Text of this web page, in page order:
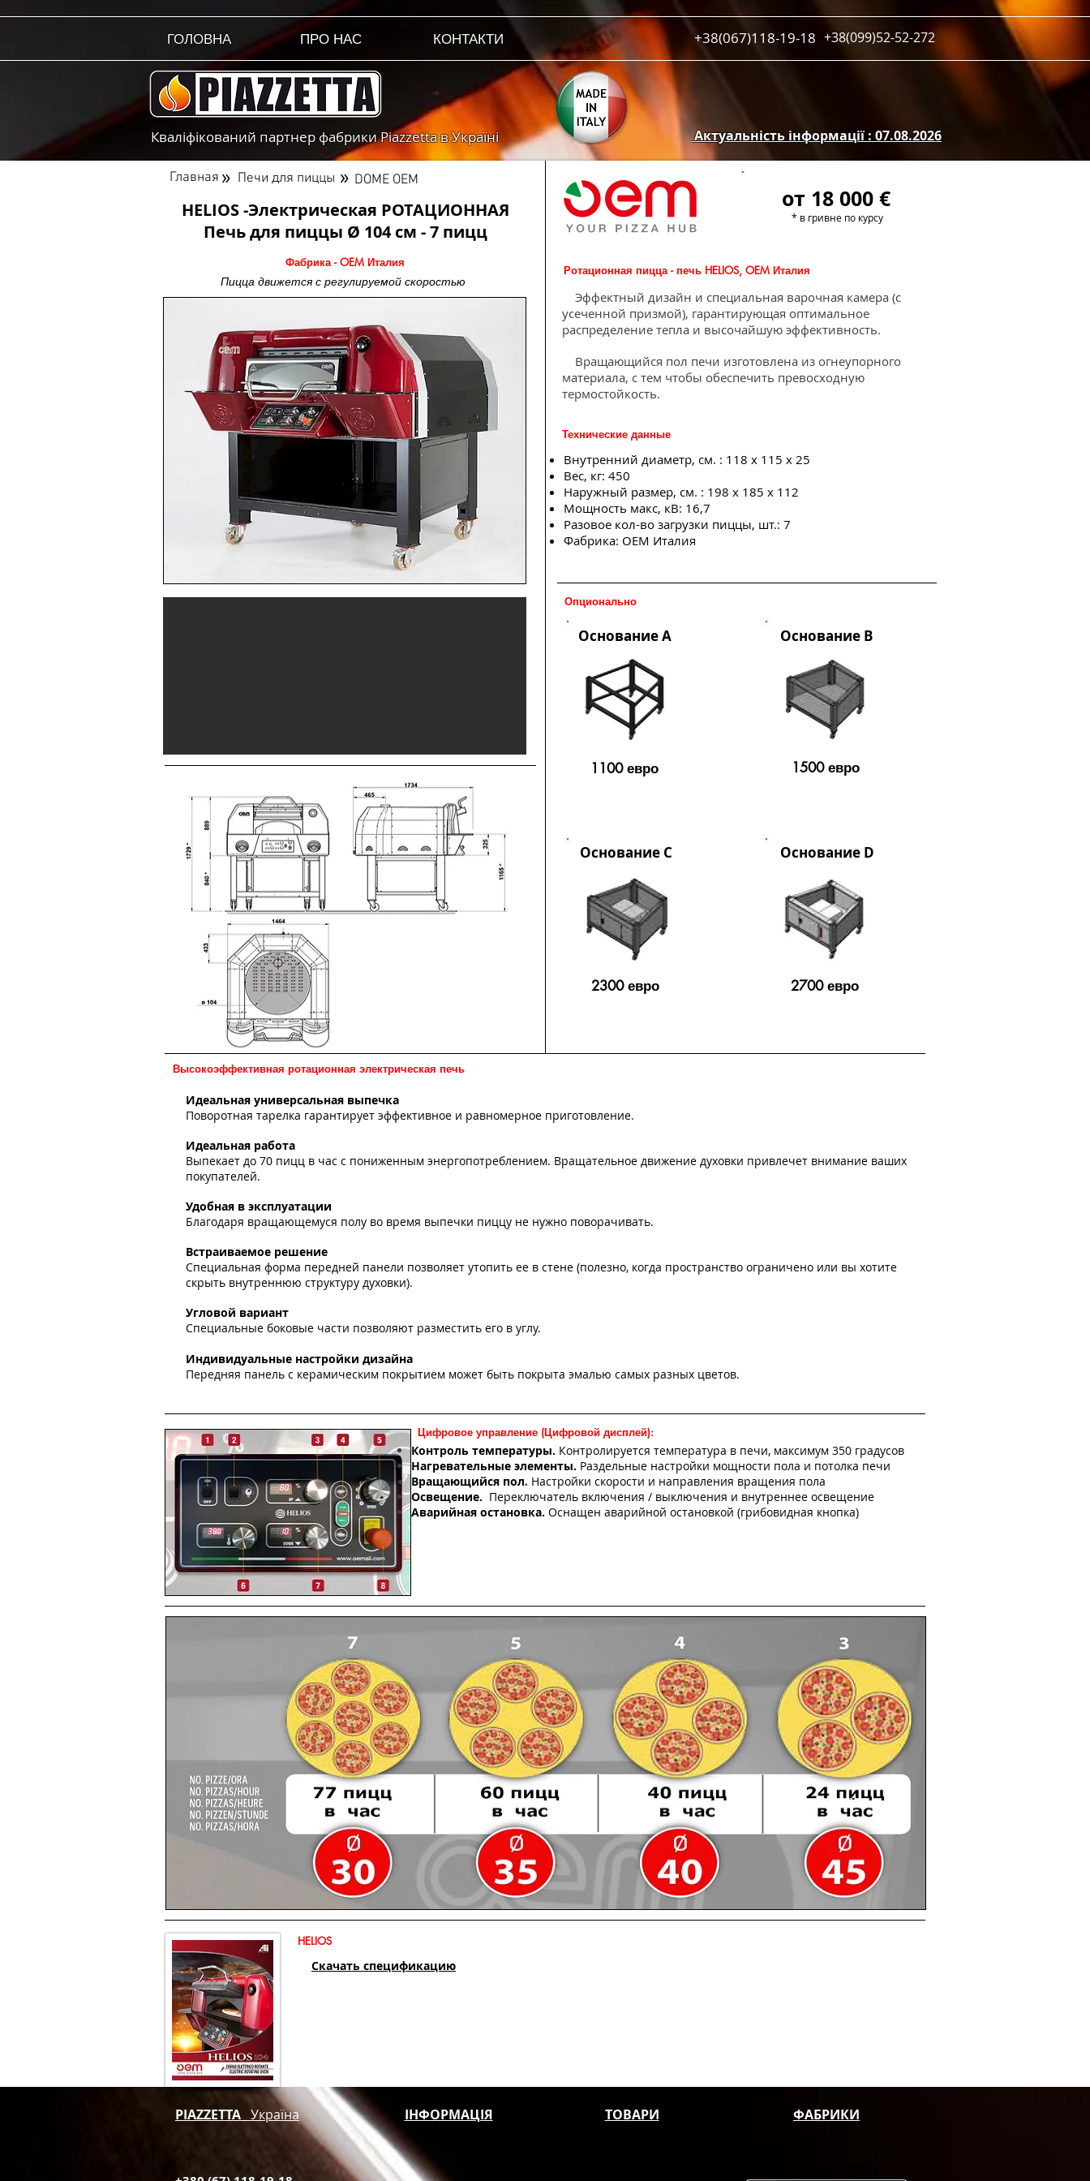
ГОЛОВНА ПРО НАС КОНТАКТИ +38(099)52-52-272
+38(067)118-19-18
Кваліфікований партнер фабрики Piazzetta в Україні Актуальність інформації : 07.08.2026
Главная Печи для пиццы DOME OEM
HELIOS -Электрическая РОТАЦИОННАЯ
Печь для пиццы Ø 104 см - 7 пицц
Пицца движется с регулируемой скоростью
2700 евро
2300 евро
Основание B
1500 евро
1100 евро
от 18 000 €
* в гривне по курсу
Ротационная пицца - печь HELIOS, OEM Италия
Эффектный дизайн и специальная варочная камера (с
усеченной призмой), гарантирующая оптимальное
распределение тепла и высочайшую эффективность.
Вращающийся пол печи изготовлена ​​из огнеупорного
материала, с тем чтобы обеспечить превосходную
термостойкость.
Технические данные
Внутренний диаметр, см. : 118 x 115 x 25
Вес, кг: 450
Наружный размер, см. : 198 x 185 x 112
Мощность макс, кВ: 16,7
Разовое кол-во загрузки пиццы, шт.: 7
Фабрика: OEM Италия
Основание A
Основание С Оcнование D
Опционально
Фабрика - OEM Италия
Высокоэффективная ротационная электрическая печь
Идеальная универсальная выпечка
Поворотная тарелка гарантирует эффективное и равномерное приготовление.
Идеальная работа
Выпекает до 70 пицц в час с пониженным энергопотреблением. Вращательное движение духовки привлечет внимание ваших
покупателей.
Удобная в эксплуатации
Благодаря вращающемуся полу во время выпечки пиццу не нужно поворачивать.
Встраиваемое решение
Специальная форма передней панели позволяет утопить ее в стене (полезно, когда пространство ограничено или вы хотите
скрыть внутреннюю структуру духовки).
Угловой вариант
Специальные боковые части позволяют разместить его в углу.
Индивидуальные настройки дизайна
Передняя панель с керамическим покрытием может быть покрыта эмалью самых разных цветов.
Цифровое управление (Цифровой дисплей):
Контроль температуры. Контролируется температура в печи, максимум 350 градусов
Нагревательные элементы. Раздельные настройки мощности пола и потолка печи
Вращающийся пол. Настройки скорости и направления вращения пола
Освещение. Переключатель включения / выключения и внутреннее освещение
Аварийная остановка. Оснащен аварийной остановкой (грибовидная кнопка)
HELIOS
Скачать спецификацию
PIAZZETTA Україна ІНФОРМАЦІЯ ТОВАРИ ФАБРИКИ